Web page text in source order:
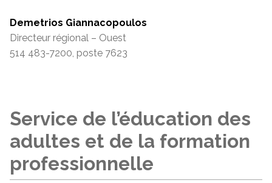
Demetrios Giannacopoulos
Directeur régional – Ouest
514 483-7200, poste 7623
Service de l’éducation des
adultes et de la formation
professionnelle